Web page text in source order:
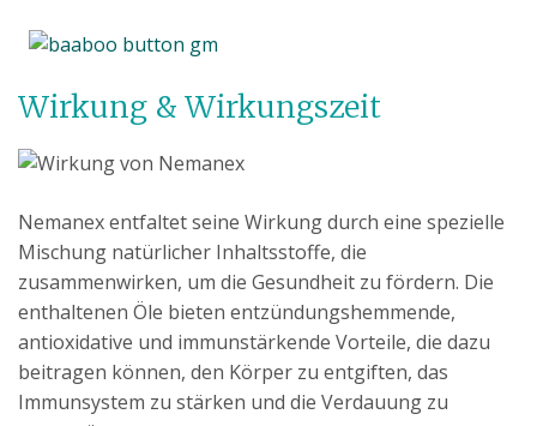
Wirkung & Wirkungszeit
Nemanex entfaltet seine Wirkung durch eine spezielle
Mischung natürlicher Inhaltsstoffe, die
zusammenwirken, um die Gesundheit zu fördern. Die
enthaltenen Öle bieten entzündungshemmende,
antioxidative und immunstärkende Vorteile, die dazu
beitragen können, den Körper zu entgiften, das
Immunsystem zu stärken und die Verdauung zu